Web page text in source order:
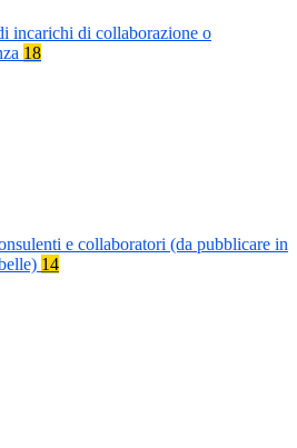
incarichi di collaborazione o
18
e collaboratori (da pubblicare in
14